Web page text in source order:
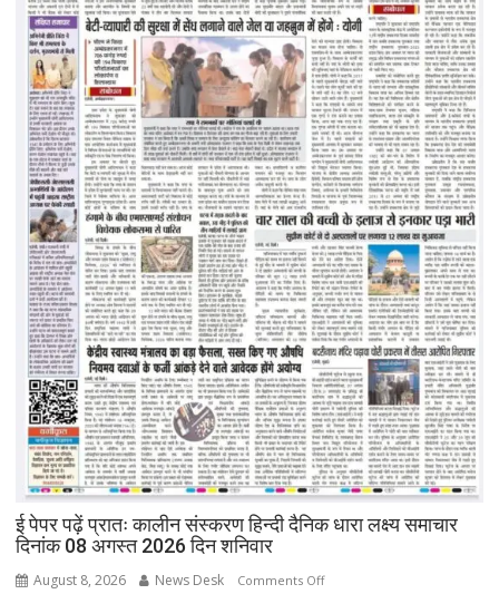
ई पेपर पढ़ें प्रातः कालीन संस्करण हिन्दी दैनिक धारा लक्ष्य समाचार
दिनांक 08 अगस्त 2026 दिन शनिवार
August 8, 2026 News Desk Comments Offon